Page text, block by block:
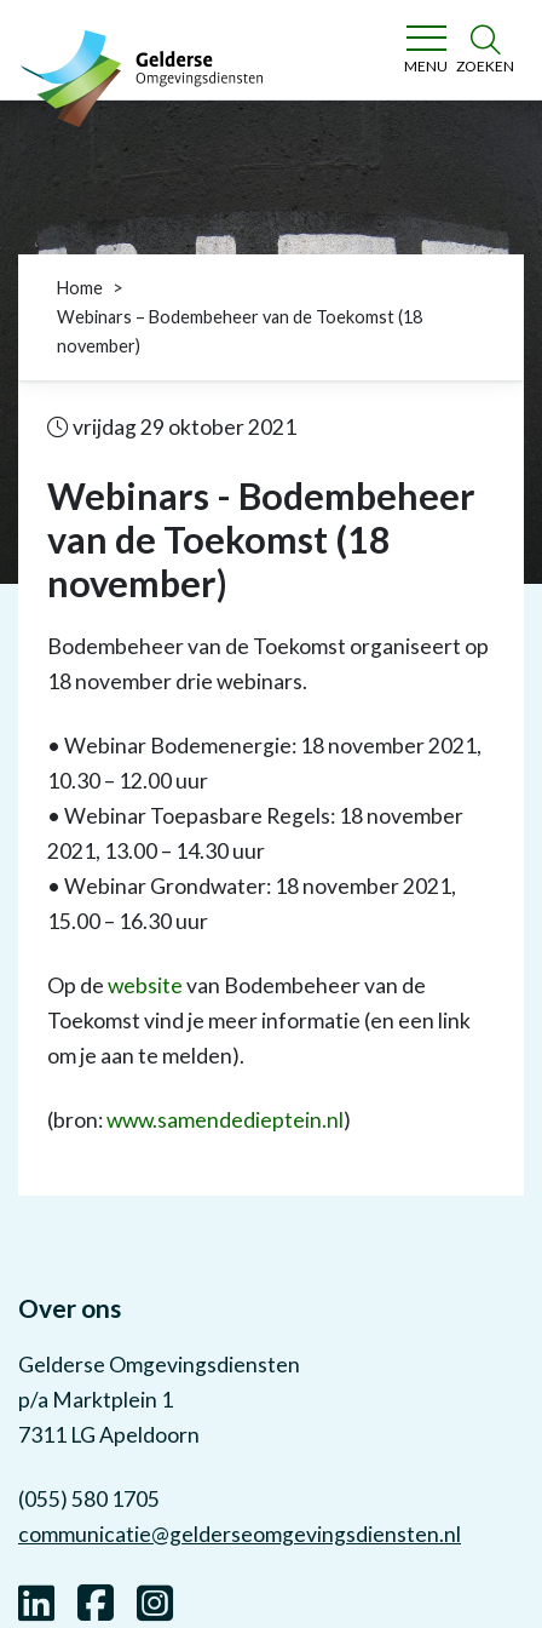
Gelderse Omgevingsdiensten
MENU ZOEKEN
Home
Webinars – Bodembeheer van de Toekomst (18
november)
vrijdag 29 oktober 2021
Webinars - Bodembeheer
van de Toekomst (18
november)
Bodembeheer van de Toekomst organiseert op
18 november drie webinars.
• Webinar Bodemenergie: 18 november 2021,
10.30 – 12.00 uur
• Webinar Toepasbare Regels: 18 november
2021, 13.00 – 14.30 uur
• Webinar Grondwater: 18 november 2021,
15.00 – 16.30 uur
Op dewebsitevan Bodembeheer van de
Toekomst vind je meer informatie (en een link
om je aan te melden).
(bron:www.samendedieptein.nl)
Over ons
Gelderse Omgevingsdiensten
p/a Marktplein 1
7311 LG Apeldoorn
(055) 580 1705
communicatie@gelderseomgevingsdiensten.nl